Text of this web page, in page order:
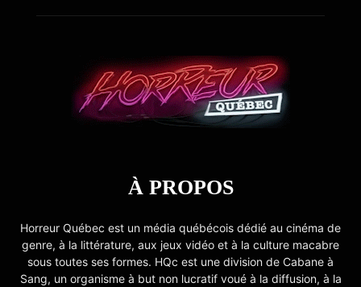
À PROPOS
Horreur Québec est un média québécois dédié au cinéma de
genre, à la littérature, aux jeux vidéo et à la culture macabre
sous toutes ses formes. HQc est une division de Cabane à
Sang, un organisme à but non lucratif voué à la diffusion, à la